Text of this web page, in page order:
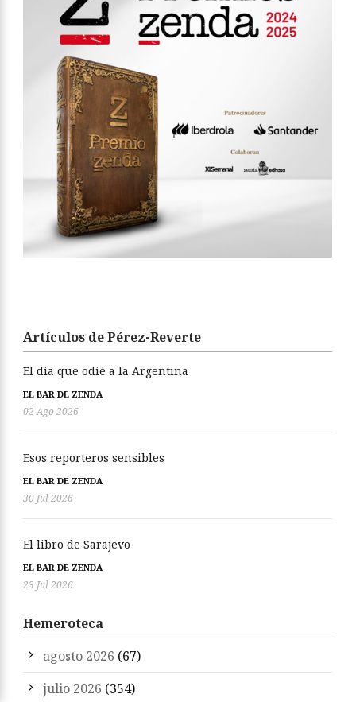
Artículos de Pérez-Reverte
El día que odié a la Argentina
EL BAR DE ZENDA
02 Ago 2026
Esos reporteros sensibles
EL BAR DE ZENDA
30 Jul 2026
El libro de Sarajevo
EL BAR DE ZENDA
23 Jul 2026
Hemeroteca
agosto 2026 (67)
julio 2026 (354)